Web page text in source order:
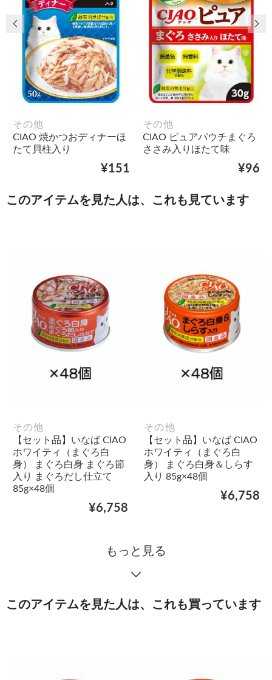
その他
CIAO 焼かつおディナーほ
たて貝柱入り
¥151
その他
CIAO ピュアパウチまぐろ
ささみ入りほたて味
¥96
前の画像 次
このアイテムを見た人は、これも見ています
その他
【セット品】いなば CIAO
ホワイティ（まぐろ白
身） まぐろ白身 まぐろ節
入り まぐろだし仕立て
85g×48個
¥6,758
その他
【セット品】いなば CIAO
ホワイティ（まぐろ白
身） まぐろ白身＆しらす
入り 85g×48個
¥6,758
もっと見る
このアイテムを見た人は、これも買っています